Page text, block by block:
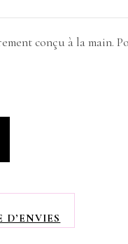
conçu à la main.